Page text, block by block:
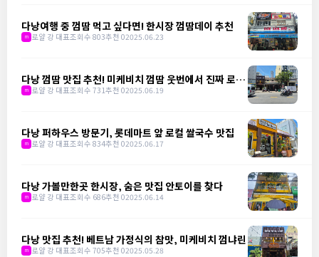
다낭여행 중 껌땀 먹고 싶다면! 한시장 껌땀데이 추천
m 로얄 강 대표조회수 803추천 02025.06.23
다낭 껌땀 맛집 추천! 미케비치 껌땀 웃번에서 진짜 로컬
을 만나다
m 로얄 강 대표조회수 731추천 02025.06.19
다낭 퍼하우스 방문기, 롯데마트 앞 로컬 쌀국수 맛집
m 로얄 강 대표조회수 834추천 02025.06.17
다낭 가볼만한곳 한시장, 숨은 맛집 안토이를 찾다
m 로얄 강 대표조회수 686추천 02025.06.14
다낭 맛집 추천! 베트남 가정식의 참맛, 미케비치 껌냐린
m 로얄 강 대표조회수 705추천 02025.05.28